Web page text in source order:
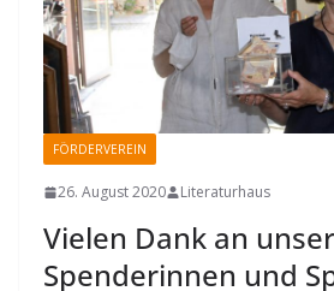
FÖRDERVEREIN
26. August 2020 Literaturhaus
Vielen Dank an
Spenderinnen und